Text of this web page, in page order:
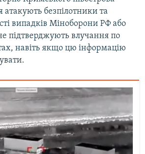
безпілотники та
випадків Міноборони РФ або
підтверджують влучання по
навіть якщо цю інформацію